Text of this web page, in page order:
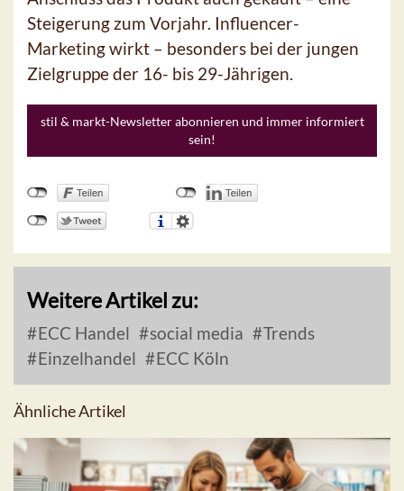
Steigerung zum Vorjahr. Influencer-
Marketing wirkt – besonders bei der jungen
Zielgruppe der 16- bis 29-Jährigen.
stil & markt-Newsletter abonnieren und immer informiert
sein!
Weitere Artikel zu:
ECC Handel social media
Trends
Einzelhandel
ECC Köln
Ähnliche Artikel